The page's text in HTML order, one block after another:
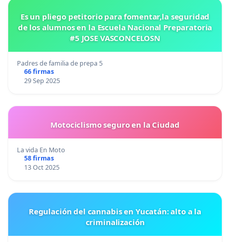
Es un pliego petitorio para fomentar,la seguridad
de los alumnos en la Escuela Nacional Preparatoria
#5 JOSE VASCONCELOSN
Padres de familia de prepa 5
66 firmas
29 Sep 2025
Motociclismo seguro en la Ciudad
La vida En Moto
58 firmas
13 Oct 2025
Regulación del cannabis en Yucatán: alto a la
criminalización